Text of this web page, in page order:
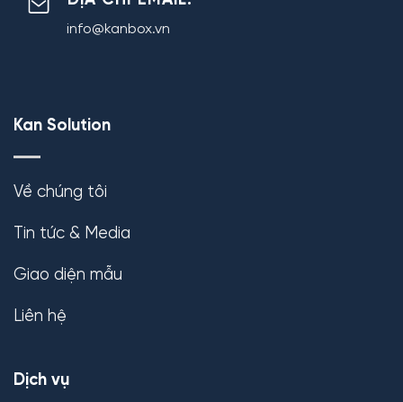
info@kanbox.vn
Kan Solution
Về chúng tôi
Tin tức & Media
Giao diện mẫu
Liên hệ
Dịch vụ